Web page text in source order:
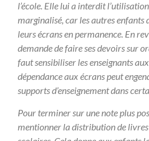
l’école. Elle lui a interdit
marginalisé, car les autres enfants
leurs écrans en permanence. En
demande de faire ses devoirs sur
faut sensibiliser les enseignants
dépendance aux écrans peut
supports d’enseignement dans
Pour terminer sur une note plus
mentionner la distribution de